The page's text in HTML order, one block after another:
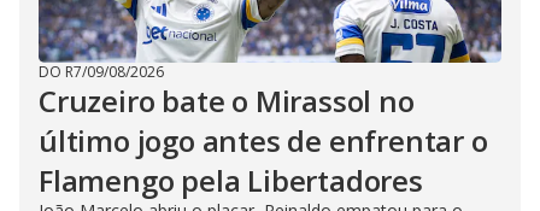
DO R7/09/08/2026
Cruzeiro bate o Mirassol no
último jogo antes de enfrentar o
Flamengo pela Libertadores